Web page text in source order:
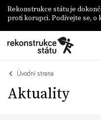
Rekonstrukce státu je
proti korupci. Podívejte se, o
Úvodní strana
Aktuality